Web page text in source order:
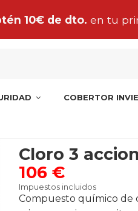
cobertor o liner
COBERTOR
Cloro 3
106 €
Impuestos incluidos
Compuesto químico de